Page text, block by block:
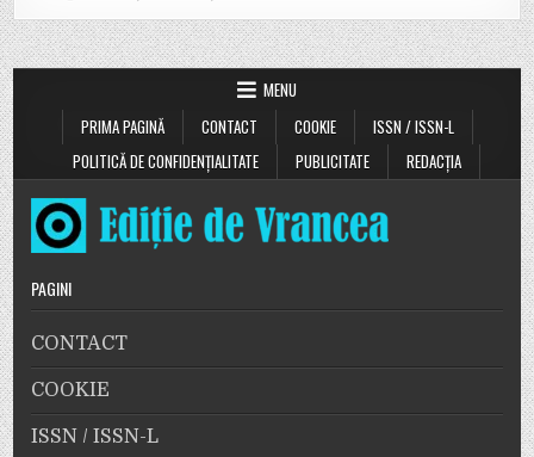
MENU
PRIMA PAGINĂ
CONTACT COOKIE
ISSN / ISSN-L
POLITICĂ DE CONFIDENȚIALITATE
PUBLICITATE REDACȚIA
PAGINI
CONTACT
COOKIE
ISSN / ISSN-L